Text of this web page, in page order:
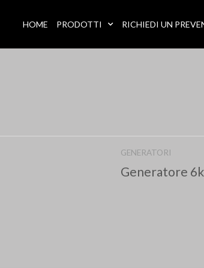
HOME PRODOTTI RICHIEDI UN
GENERATORI
Generatore